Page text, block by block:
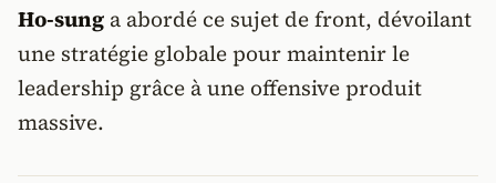
Ho-sung a abordé ce sujet de front, dévoilant
une stratégie globale pour maintenir le
leadership grâce à une offensive produit
massive.